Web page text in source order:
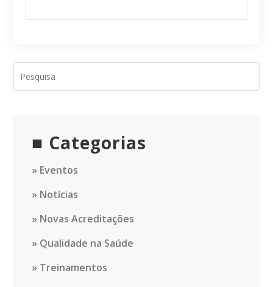
Categorias
Eventos
Notícias
Novas Acreditações
Qualidade na Saúde
Treinamentos